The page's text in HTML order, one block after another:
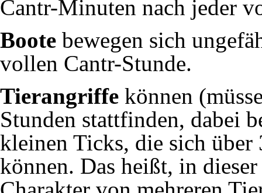
Cantr-Minuten nach jeder
Boote bewegen sich
vollen Cantr-Stunde.
Tierangriffe können
Stunden stattfinden, dabei
kleinen Ticks, die sich
können. Das heißt, in